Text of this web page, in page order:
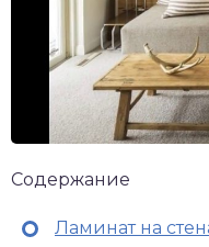
Содержание
Ламинат на